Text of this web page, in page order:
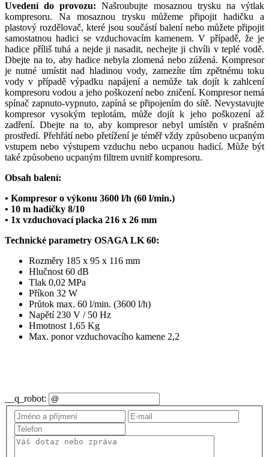
Uvedení do provozu:Našroubujte mosaznou trysku na výtlak
kompresoru. Na mosaznou trysku můžeme připojit hadičku a
plastový rozdělovač, které jsou součástí balení nebo můžete připojit
samostatnou hadici se vzduchovacím kamenem. V případě, že je
hadice příliš tuhá a nejde ji nasadit, nechejte ji chvíli v teplé vodě.
Dbejte na to, aby hadice nebyla zlomená nebo zúžená. Kompresor
je nutné umístit nad hladinou vody, zamezíte tím zpětnému toku
vody v případě výpadku napájení a nemůže tak dojít k zahlcení
kompresoru vodou a jeho poškození nebo zničení. Kompresor nemá
spínač zapnuto-vypnuto, zapíná se připojením do sítě. Nevystavujte
kompresor vysokým teplotám, může dojít k jeho poškození až
zadření. Dbejte na to, aby kompresor nebyl umístěn v prašném
prostředí. Přehřátí nebo přetížení je téměř vždy způsobeno ucpaným
vstupem nebo výstupem vzduchu nebo ucpanou hadicí. Může být
také způsobeno ucpaným filtrem uvnitř kompresoru.
Obsah balení:
• Kompresor o výkonu 3600 l/h (60 l/min.)
• 10 m hadičky 8/10
• 1x vzduchovací placka 216 x 26 mm
Technické parametry OSAGA LK 60:
Rozměry 185 x 95 x 116 mm
Hlučnost 60 dB
Tlak 0,02 MPa
Příkon 32 W
Průtok max. 60 l/min. (3600 l/h)
Napětí 230 V / 50 Hz
Hmotnost 1,65 Kg
Max. ponor vzduchovacího kamene 2,2
__q_robot: